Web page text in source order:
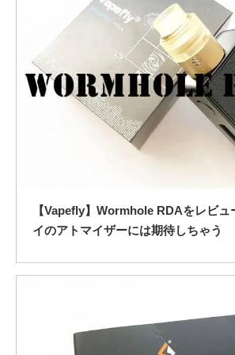
【Vapefly】Wormhole RDAをレビュ
イのアトマイザーには期待しちゃう